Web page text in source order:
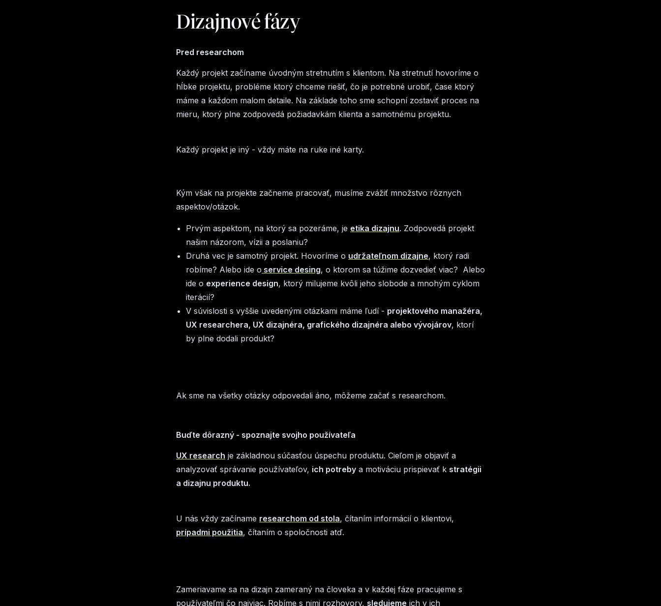
Dizajnové fázy
Pred researchom
Každý projekt začíname úvodným stretnutím s klientom. Na stretnutí hovoríme o
hĺbke projektu, probléme ktorý chceme riešiť, čo je potrebné urobiť, čase ktorý
máme a každom malom detaile. Na základe toho sme schopní zostaviť proces na
mieru, ktorý plne zodpovedá požiadavkám klienta a samotnému projektu.
Každý projekt je iný - vždy máte na ruke iné karty.
Kým však na projekte začneme pracovať, musíme zvážiť množstvo rôznych
aspektov/otázok.
Prvým aspektom, na ktorý sa pozeráme, je etika dizajnu. Zodpovedá projekt
našim názorom, vízii a poslaniu?
Druhá vec je samotný projekt. Hovoríme o udržateľnom dizajne, ktorý radi
robíme? Alebo ide o service desing, o ktorom sa túžime dozvedieť viac? Alebo
ide o experience design, ktorý milujeme kvôli jeho slobode a mnohým cyklom
iterácií?
V súvislosti s vyššie uvedenými otázkami máme ľudí - projektového manažéra,
UX researchera, UX dizajnéra, grafického dizajnéra alebo vývojárov, ktorí
by plne dodali produkt?
Ak sme na všetky otázky odpovedali áno, môžeme začať s researchom.
Buďte dôrazný - spoznajte svojho používateľa
UX research je základnou súčasťou úspechu produktu. Cieľom je objaviť a
analyzovať správanie používateľov, ich potreby a motiváciu prispievať k stratégii
a dizajnu produktu.
U nás vždy začíname researchom od stola, čítaním informácií o klientovi,
prípadmi použitia, čítaním o spoločnosti atď.
Zameriavame sa na dizajn zameraný na človeka a v každej fáze pracujeme s
používateľmi čo najviac. Robíme s nimi rozhovory, sledujeme ich v ich